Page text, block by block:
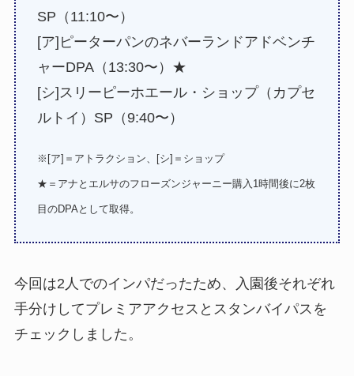
SP（11:10〜）
[ア]ピーターパンのネバーランドアドベンチ
ャーDPA（13:30〜）★
[シ]スリーピーホエール・ショップ（カプセ
ルトイ）SP（9:40〜）
※[ア]＝アトラクション、[シ]＝ショップ
★＝アナとエルサのフローズンジャーニー購入1時間後に2枚
目のDPAとして取得。
今回は2人でのインパだったため、入園後それぞれ
手分けしてプレミアアクセスとスタンバイパスを
チェックしました。